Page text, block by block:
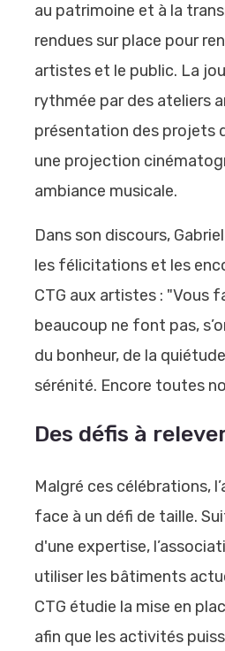
au patrimoine et à la
rendues sur place pour
artistes et le public. La
rythmée par des ateliers
présentation des projets
une projection
ambiance musicale.
Dans son discours,
les félicitations et les
CTG aux artistes : "Vous
beaucoup ne font pas,
du bonheur, de la
sérénité. Encore toutes
Des défis à
Malgré ces célébrations,
face à un défi de taille.
d'une expertise,
utiliser les bâtiments
CTG étudie la mise en
afin que les activités